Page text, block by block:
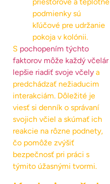
podmienky sú
kľúčové pre udržanie
pokoja v kolónii.
S pochopením týchto
faktorov môže každý včelár
lepšie riadiť svoje včely a
predchádzať nežiaducim
interakciám. Dôležité je
viesť si denník o správaní
svojich včiel a skúmať ich
reakcie na rôzne podnety,
čo pomôže zvýšiť
bezpečnosť pri práci s
týmito úžasnými tvormi.